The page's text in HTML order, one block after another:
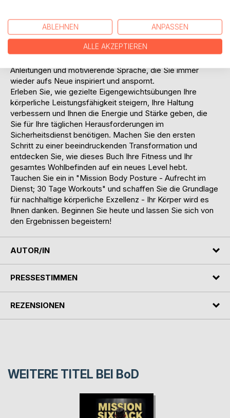
Sie kontinuierliche Fortschritte und bemerkenswerte
Ergebnisse erzielen. Jede Übung ist detailliert erklärt und
sorgfältig illustriert, um sicherzustellen, dass Sie effektiv
Anleitungen und motivierende Sprache, die Sie immer
wieder aufs Neue inspiriert und anspornt.
Erleben Sie, wie gezielte Eigengewichtsübungen Ihre
körperliche Leistungsfähigkeit steigern, Ihre Haltung
verbessern und Ihnen die Energie und Stärke geben, die
Sie für Ihre täglichen Herausforderungen im
Sicherheitsdienst benötigen. Machen Sie den ersten
Schritt zu einer beeindruckenden Transformation und
entdecken Sie, wie dieses Buch Ihre Fitness und Ihr
gesamtes Wohlbefinden auf ein neues Level hebt.
Tauchen Sie ein in "Mission Body Posture - Aufrecht im
Dienst; 30 Tage Workouts" und schaffen Sie die Grundlage
für nachhaltige körperliche Exzellenz - Ihr Körper wird es
Ihnen danken. Beginnen Sie heute und lassen Sie sich von
den Ergebnissen begeistern!
AUTOR/IN
PRESSESTIMMEN
REZENSIONEN
WEITERE TITEL BEI BoD
ABLEHNEN ANPASSEN
ALLE AKZEPTIEREN